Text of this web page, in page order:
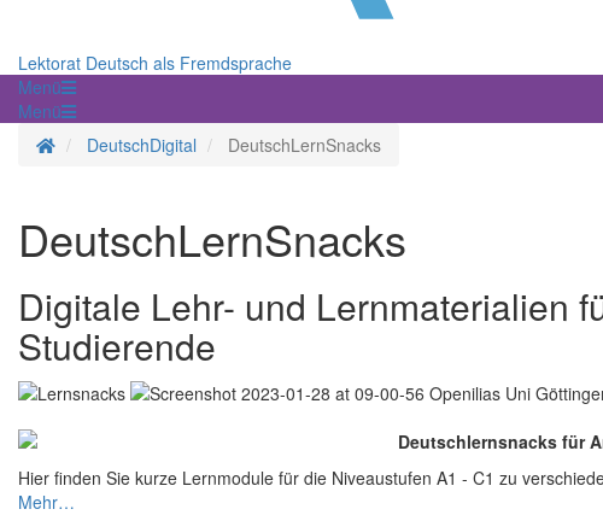
Lektorat Deutsch als Fremdsprache
Menü
Menü
StartseiteDeutschDigital DeutschLernSnacks
DeutschLernSnacks
Digitale Lehr- und Lernmaterialien
Studierende
Deutschlernsnacks für
Hier finden Sie kurze Lernmodule für die Niveaustufen A1 - C1 zu
Mehr…